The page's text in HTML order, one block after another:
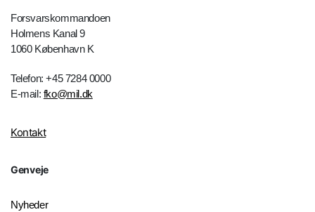
Forsvarskommandoen
Holmens Kanal 9
1060 København K
Telefon: +45 7284 0000
E-mail: fko@mil.dk
Kontakt
Genveje
Nyheder